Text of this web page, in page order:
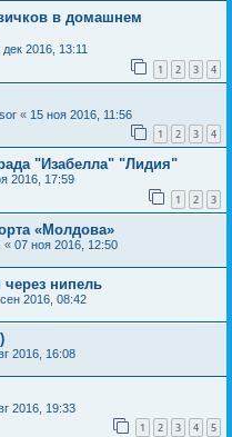
в домашнем
дек 2016, 13:11
1 2 3 4
« 15 ноя 2016, 11:56
1 2 3 4
"Изабелла" "Лидия"
2016, 17:59
1 2 3
«Молдова»
« 07 ноя 2016, 12:50
через нипель
2016, 08:42
2016, 16:08
2016, 19:33
1 2 3 4 5